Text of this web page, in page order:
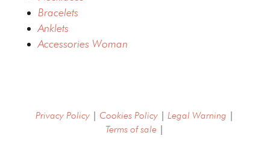
Bracelets
Anklets
Accessories Woman
Privacy Policy | Cookies Policy |Legal Warning |
Terms of sale |